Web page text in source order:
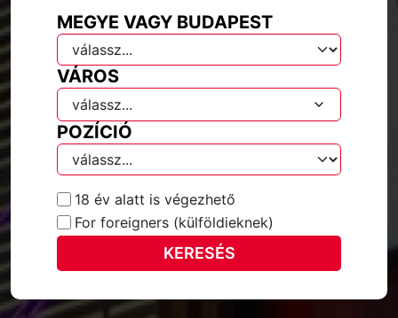
MEGYE VAGY BUDAPEST
VÁROS
válassz...
POZÍCIÓ
18 év alatt is végezhető
For foreigners (külföldieknek)
KERESÉS